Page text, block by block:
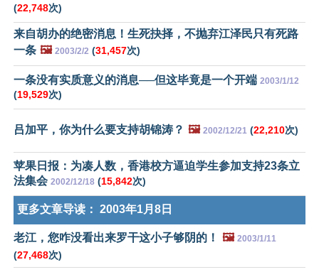
(22,748次)
来自胡办的绝密消息！生死抉择，不抛弃江泽民只有死路
一条 🖼️ 2003/2/2 (31,457次)
一条没有实质意义的消息──但这毕竟是一个开端 2003/1/12
(19,529次)
吕加平，你为什么要支持胡锦涛？ 🖼️ 2002/12/21 (22,210次)
苹果日报：为凑人数，香港校方逼迫学生参加支持23条立
法集会 2002/12/18 (15,842次)
更多文章导读： 2003年1月8日
老江，您咋没看出来罗干这小子够阴的！ 🖼️ 2003/1/11
(27,468次)